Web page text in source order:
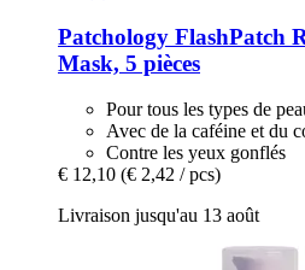
Patchology FlashPatch
Mask, 5 pièces
Pour tous les types de
Avec de la caféine et du
Contre les yeux gonflés
€ 12,10 (€ 2,42 / pcs)
Livraison jusqu'au 13 août